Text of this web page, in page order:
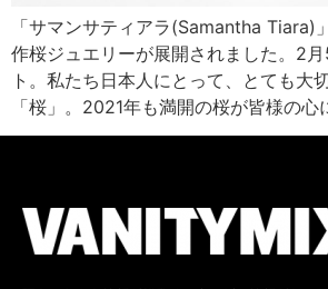
「サマンサティアラ(Samantha Tiara)
作桜ジュエリーが展開されました。2
ト。私たち日本人にとって、とても大
「桜」。2021年も満開の桜が皆様の